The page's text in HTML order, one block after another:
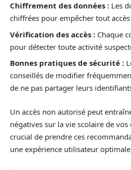
Chiffrement des données : Les
chiffrées pour empêcher tout
Vérification des accès : Chaque
pour détecter toute activité
Bonnes pratiques de sécurité :
conseillés de modifier
de ne pas partager leurs
Un accès non autorisé peut
négatives sur la vie scolaire de
crucial de prendre ces
une expérience utilisateur